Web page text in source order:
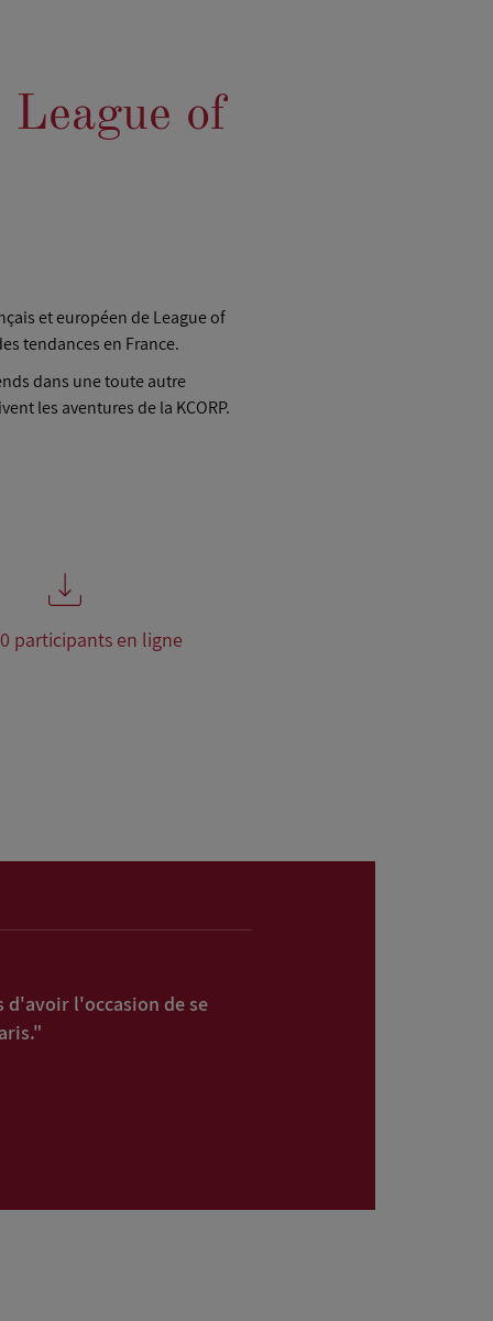
of
et européen de League of
tendances en France.
dans une toute autre
les aventures de la KCORP.
participants en ligne
d'avoir l'occasion de se